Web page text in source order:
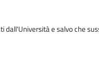
e salvo che